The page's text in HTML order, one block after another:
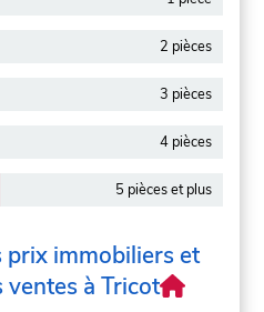
2 pièces
3 pièces
4 pièces
5 pièces et plus
prix immobiliers et
à Tricot